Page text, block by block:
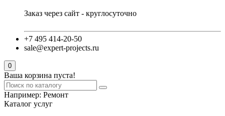
Заказ через сайт - круглосуточно
+7 495 414-20-50
sale@expert-projects.ru
0
Ваша корзина пуста!
Например: Ремонт
Каталог услуг